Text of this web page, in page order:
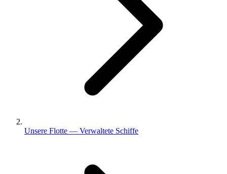
Unsere Flotte — Verwaltete Schiffe